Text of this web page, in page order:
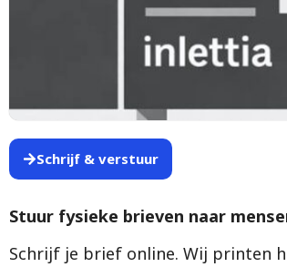
Schrijf & verstuur
Stuur fysieke brieven naar
Schrijf je brief online. Wij printen